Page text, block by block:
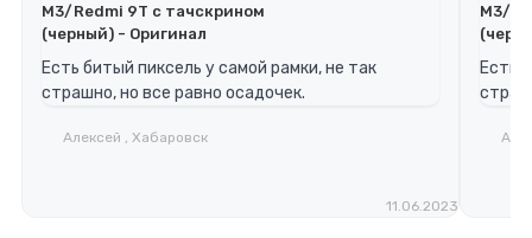
M3/Redmi 9T с тачскрином
(черный) - Оригинал
Есть битый пиксель у самой рамки, не так
страшно, но все равно осадочек.
Алексей , Хабаровск
11.06.2023
M3/
Есть